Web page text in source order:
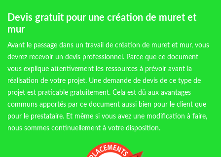
Devis gratuit pour une création de muret et
mur
Avant le passage dans un travail de création de muret et mur, vous
devrez recevoir un devis professionnel. Parce que ce document
vous explique attentivement les ressources à prévoir avant la
réalisation de votre projet. Une demande de devis de ce type de
projet est praticable gratuitement. Cela est dû aux avantages
communs apportés par ce document aussi bien pour le client que
pour le prestataire. Et même si vous avez une modification à faire,
nous sommes continuellement à votre disposition.